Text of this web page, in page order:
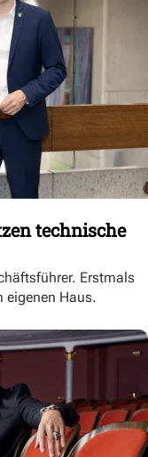
technische
Erstmals
eigenen Haus.